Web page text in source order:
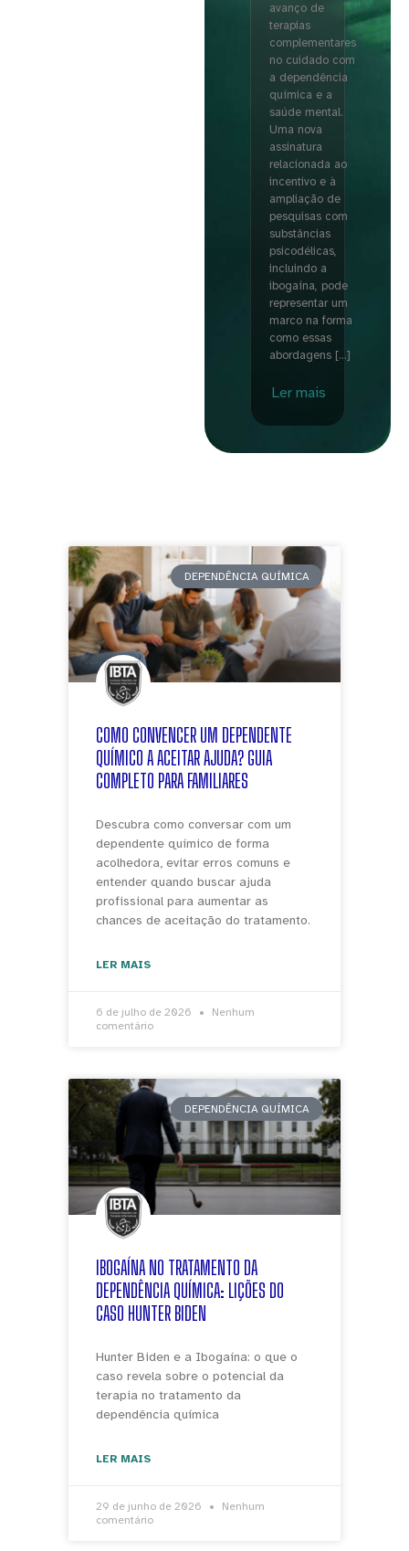
avanço de
terapias
complementares
no cuidado com
a dependência
química e a
saúde mental.
Uma nova
assinatura
relacionada ao
incentivo e à
ampliação de
pesquisas com
substâncias
psicodélicas,
incluindo a
ibogaína, pode
representar um
marco na forma
como essas
abordagens […]
Ler mais
DEPENDÊNCIA QUÍMICA
COMO CONVENCER UM DEPENDENTE
QUÍMICO A ACEITAR AJUDA? GUIA
COMPLETO PARA FAMILIARES
Descubra como conversar com um
dependente químico de forma
acolhedora, evitar erros comuns e
entender quando buscar ajuda
profissional para aumentar as
chances de aceitação do tratamento.
LER MAIS
6 de julho de 2026
Nenhum
comentário
DEPENDÊNCIA QUÍMICA
IBOGAÍNA NO TRATAMENTO DA
DEPENDÊNCIA QUÍMICA: LIÇÕES DO
CASO HUNTER BIDEN
Hunter Biden e a Ibogaína: o que o
caso revela sobre o potencial da
terapia no tratamento da
dependência química
LER MAIS
29 de junho de 2026
Nenhum
comentário